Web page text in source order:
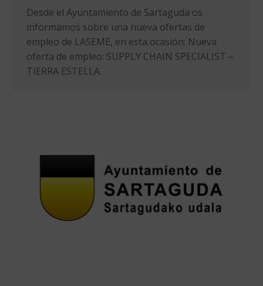
Desde el Ayuntamiento de Sartaguda os
informamos sobre una nueva ofertas de
empleo de LASEME, en esta ocasión: Nueva
oferta de empleo: SUPPLY CHAIN SPECIALIST –
TIERRA ESTELLA.